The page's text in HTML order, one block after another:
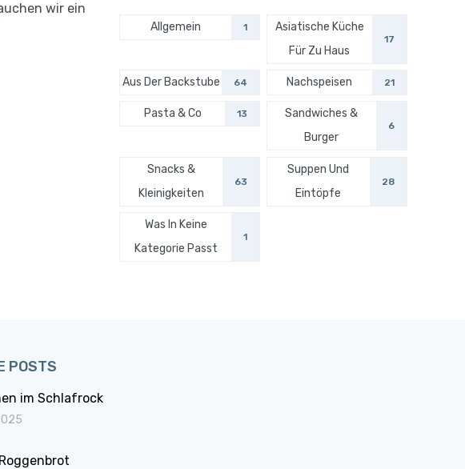
wir ein
Allgemein 1
Asiatische Küche
Für Zu Haus
17
Aus Der Backstube 64 Nachspeisen 21
Pasta & Co 13
Sandwiches &
Burger
6
Snacks &
Kleinigkeiten
63
Suppen Und
Eintöpfe
28
Was In Keine
Kategorie Passt
1
POSTS
im Schlafrock